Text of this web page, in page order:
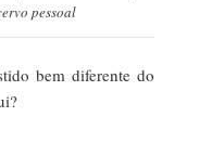
pessoal
bem diferente do